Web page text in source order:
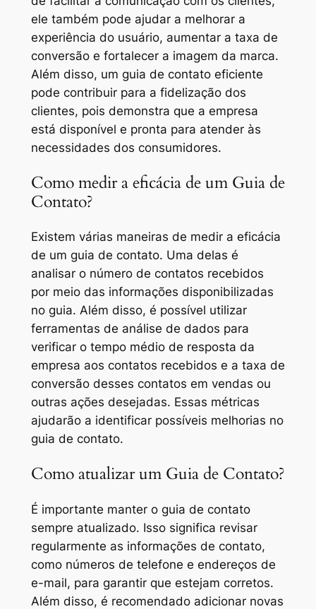
ele também pode ajudar a melhorar a
experiência do usuário, aumentar a taxa de
conversão e fortalecer a imagem da marca.
Além disso, um guia de contato eficiente
pode contribuir para a fidelização dos
clientes, pois demonstra que a empresa
está disponível e pronta para atender às
necessidades dos consumidores.
Como medir a eficácia de um Guia de
Contato?
Existem várias maneiras de medir a eficácia
de um guia de contato. Uma delas é
analisar o número de contatos recebidos
por meio das informações disponibilizadas
no guia. Além disso, é possível utilizar
ferramentas de análise de dados para
verificar o tempo médio de resposta da
empresa aos contatos recebidos e a taxa de
conversão desses contatos em vendas ou
outras ações desejadas. Essas métricas
ajudarão a identificar possíveis melhorias no
guia de contato.
Como atualizar um Guia de Contato?
É importante manter o guia de contato
sempre atualizado. Isso significa revisar
regularmente as informações de contato,
como números de telefone e endereços de
e-mail, para garantir que estejam corretos.
Além disso, é recomendado adicionar novas